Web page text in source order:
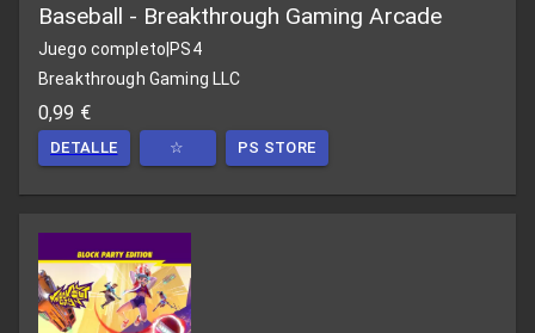
Baseball - Breakthrough Gaming Arcade
Juego completo PS4
Breakthrough Gaming LLC
0,99 €
DETALLE ☆ PS STORE